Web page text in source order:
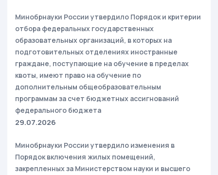
Минобрнауки России утвердило Порядок и критерии
отбора федеральных государственных
образовательных организаций, в которых на
подготовительных отделениях иностранные
граждане, поступающие на обучение в пределах
квоты, имеют право на обучение по
дополнительным общеобразовательным
программам за счет бюджетных ассигнований
федерального бюджета
29.07.2026
Минобрнауки России утвердило изменения в
Порядок включения жилых помещений,
закрепленных за Министерством науки и высшего